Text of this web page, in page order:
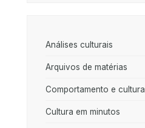
Análises culturais
Arquivos de matérias
Comportamento e cultura
Cultura em minutos